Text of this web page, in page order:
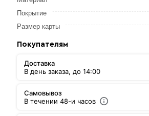
Покрытие
Размер карты
Покупателям
Доставка
В день заказа, до 14:00
Самовывоз
В течении 48-и часов